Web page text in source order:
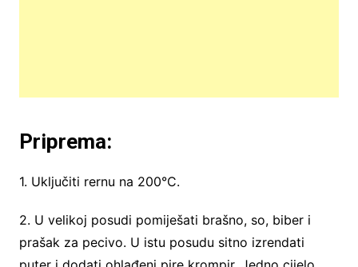
Priprema:
1. Uključiti rernu na 200°C.
2. U velikoj posudi pomiješati brašno, so, biber i
prašak za pecivo. U istu posudu sitno izrendati